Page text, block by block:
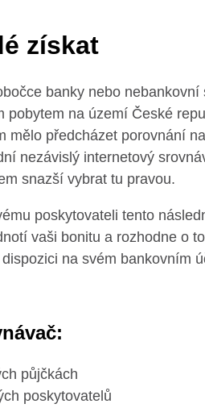
získat
banky nebo
pobytem na území České
mělo předcházet porovnání
nezávislý internetový
snazší vybrat tu pravou.
poskytovateli tento
vaši bonitu a rozhodne o
na svém bankovním
půjčkách
poskytovatelů